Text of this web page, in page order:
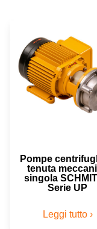
Pompe
tenuta
singola
Serie UP
Leggi tutto ›